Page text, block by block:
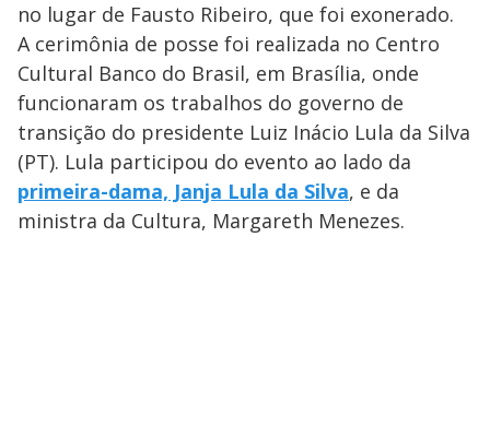
no lugar de Fausto Ribeiro, que foi exonerado.
A cerimônia de posse foi realizada no Centro
Cultural Banco do Brasil, em Brasília, onde
funcionaram os trabalhos do governo de
transição do presidente Luiz Inácio Lula da Silva
(PT). Lula participou do evento ao lado da
primeira-dama, Janja Lula da Silva, e da
ministra da Cultura, Margareth Menezes.